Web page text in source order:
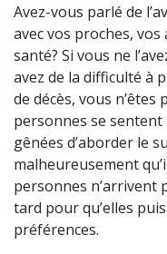
Avez-vous parlé de
avec vos proches,
santé? Si vous ne
avez de la difficulté à
de décès, vous n’êtes
personnes se sentent
gênées d’aborder le
malheureusement
personnes n’arrivent
tard pour qu’elles
préférences.